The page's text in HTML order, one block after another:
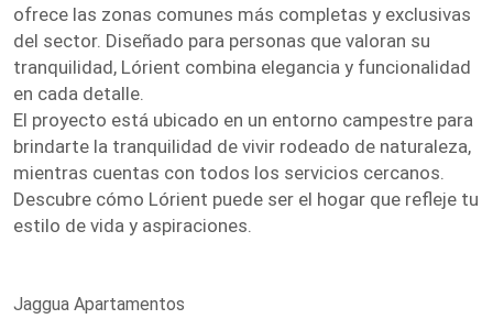
ofrece las zonas comunes más completas y exclusivas
del sector. Diseñado para personas que valoran su
tranquilidad, Lórient combina elegancia y funcionalidad
en cada detalle.
El proyecto está ubicado en un entorno campestre para
brindarte la tranquilidad de vivir rodeado de naturaleza,
mientras cuentas con todos los servicios cercanos.
Descubre cómo Lórient puede ser el hogar que refleje tu
estilo de vida y aspiraciones.
Jaggua Apartamentos